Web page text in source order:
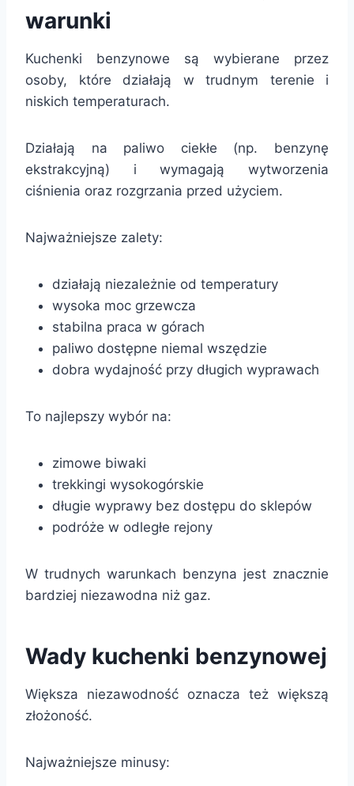
warunki
Kuchenki benzynowe są wybierane przez
osoby, które działają w trudnym terenie i
niskich temperaturach.
Działają na paliwo ciekłe (np. benzynę
ekstrakcyjną) i wymagają wytworzenia
ciśnienia oraz rozgrzania przed użyciem.
Najważniejsze zalety:
działają niezależnie od temperatury
wysoka moc grzewcza
stabilna praca w górach
paliwo dostępne niemal wszędzie
dobra wydajność przy długich wyprawach
To najlepszy wybór na:
zimowe biwaki
trekkingi wysokogórskie
długie wyprawy bez dostępu do sklepów
podróże w odległe rejony
W trudnych warunkach benzyna jest znacznie
bardziej niezawodna niż gaz.
Wady kuchenki benzynowej
Większa niezawodność oznacza też większą
złożoność.
Najważniejsze minusy: